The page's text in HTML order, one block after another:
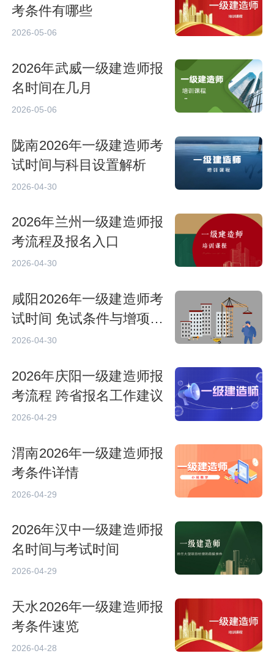
考条件有哪些
2026-05-06
2026年武威一级建造师报
名时间在几月
2026-05-06
陇南2026年一级建造师考
试时间与科目设置解析
2026-04-30
2026年兰州一级建造师报
考流程及报名入口
2026-04-30
咸阳2026年一级建造师考
试时间 免试条件与增项报
考
2026-04-30
2026年庆阳一级建造师报
考流程 跨省报名工作建议
2026-04-29
渭南2026年一级建造师报
考条件详情
2026-04-29
2026年汉中一级建造师报
名时间与考试时间
2026-04-29
天水2026年一级建造师报
考条件速览
2026-04-28